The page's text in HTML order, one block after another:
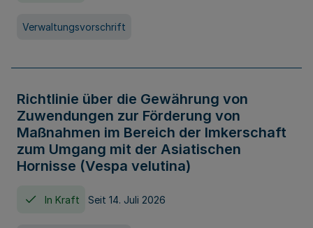
Verwaltungsvorschrift
Richtlinie über die Gewährung von
Zuwendungen zur Förderung von
Maßnahmen im Bereich der Imkerschaft
zum Umgang mit der Asiatischen
Hornisse (Vespa velutina)
In Kraft Seit 14. Juli 2026